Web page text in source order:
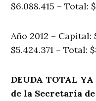
$6.088.415 – Total:
Año 2012 – Capital:
$5.424.371 – Total:
DEUDA TOTAL
de la Secretaría